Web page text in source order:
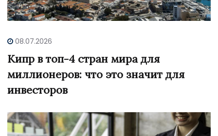
08.07.2026
Кипр в топ-4 стран мира для
миллионеров: что это значит для
инвесторов